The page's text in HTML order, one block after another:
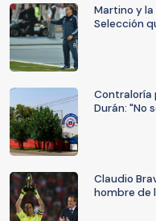
Martino y
Selección
Contraloría
Durán: "No
Claudio
hombre de